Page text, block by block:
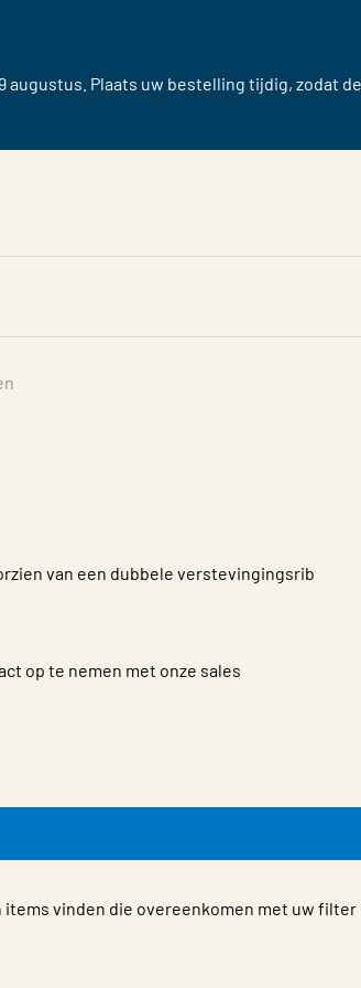
augustus. Plaats uw bestelling tijdig, zodat
van een dubbele verstevingingsrib
op te nemen met onze sales
items vinden die overeenkomen met uw filter